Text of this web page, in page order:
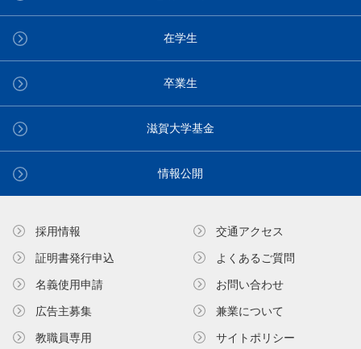
在学生
卒業生
滋賀大学基金
情報公開
採用情報
証明書発⾏申込
名義使⽤申請
広告主募集
教職員専⽤
交通アクセス
よくあるご質問
お問い合わせ
兼業について
サイトポリシー